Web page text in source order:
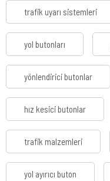
trafik uyarı sistemleri
yol butonları
yönlendirici butonlar
hız kesici butonlar
trafik malzemleri
yol ayırıcı buton